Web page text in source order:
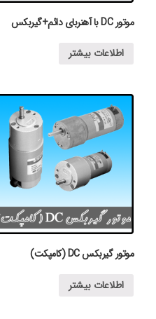
موتور DC با آهنربای دائم+گیربکس
اطلاعات بیشتر
موتور گیربکس DC (کامپکت)
اطلاعات بیشتر